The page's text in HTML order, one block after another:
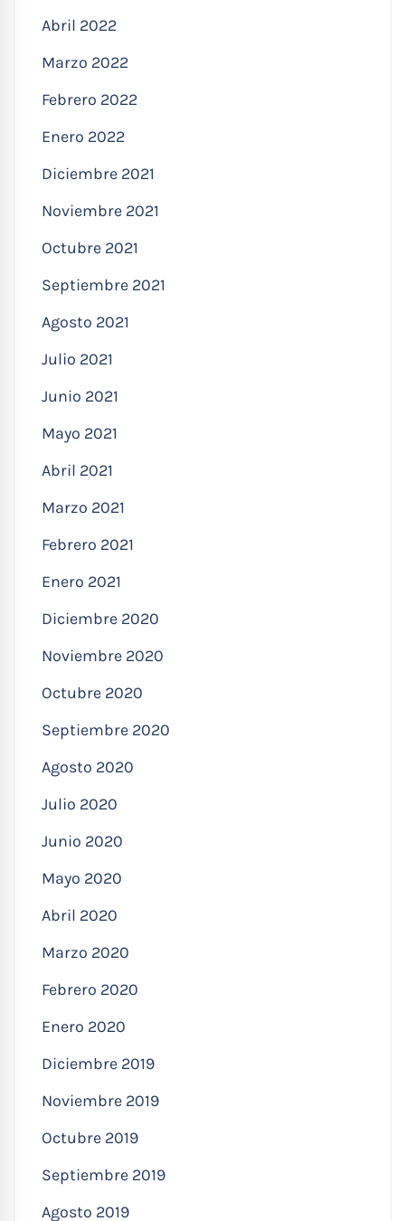
Abril 2022
Marzo 2022
Febrero 2022
Enero 2022
Diciembre 2021
Noviembre 2021
Octubre 2021
Septiembre 2021
Agosto 2021
Julio 2021
Junio 2021
Mayo 2021
Abril 2021
Marzo 2021
Febrero 2021
Enero 2021
Diciembre 2020
Noviembre 2020
Octubre 2020
Septiembre 2020
Agosto 2020
Julio 2020
Junio 2020
Mayo 2020
Abril 2020
Marzo 2020
Febrero 2020
Enero 2020
Diciembre 2019
Noviembre 2019
Octubre 2019
Septiembre 2019
Agosto 2019